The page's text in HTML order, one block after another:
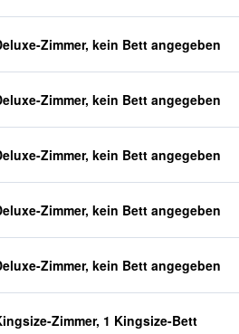
Zimmer, kein Bett angegeben
Zimmer, kein Bett angegeben
Zimmer, kein Bett angegeben
Zimmer, kein Bett angegeben
Zimmer, kein Bett angegeben
Zimmer, 1 Kingsize-Bett